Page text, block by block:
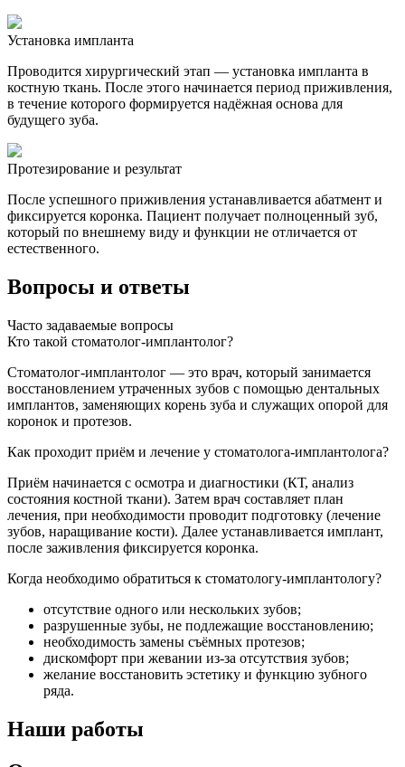
Установка импланта
Проводится хирургический этап — установка импланта в
костную ткань. После этого начинается период приживления,
в течение которого формируется надёжная основа для
будущего зуба.
Протезирование и результат
После успешного приживления устанавливается абатмент и
фиксируется коронка. Пациент получает полноценный зуб,
который по внешнему виду и функции не отличается от
естественного.
Вопросы и ответы
Часто задаваемые вопросы
Кто такой стоматолог-имплантолог?
Стоматолог-имплантолог — это врач, который занимается
восстановлением утраченных зубов с помощью дентальных
имплантов, заменяющих корень зуба и служащих опорой для
коронок и протезов.
Как проходит приём и лечение у стоматолога-имплантолога?
Приём начинается с осмотра и диагностики (КТ, анализ
состояния костной ткани). Затем врач составляет план
лечения, при необходимости проводит подготовку (лечение
зубов, наращивание кости). Далее устанавливается имплант,
после заживления фиксируется коронка.
Когда необходимо обратиться к стоматологу-имплантологу?
отсутствие одного или нескольких зубов;
разрушенные зубы, не подлежащие восстановлению;
необходимость замены съёмных протезов;
дискомфорт при жевании из-за отсутствия зубов;
желание восстановить эстетику и функцию зубного
ряда.
Наши работы